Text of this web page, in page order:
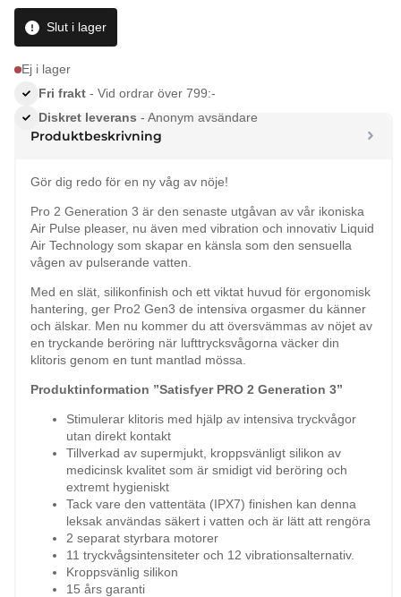
Slut i lager
Ej i lager
Fri frakt - Vid ordrar över 799:-
Diskret leverans - Anonym avsändare
Produktbeskrivning
Gör dig redo för en ny våg av nöje!
Pro 2 Generation 3 är den senaste utgåvan av vår ikoniska
Air Pulse pleaser, nu även med vibration och innovativ Liquid
Air Technology som skapar en känsla som den sensuella
vågen av pulserande vatten.
Med en slät, silikonfinish och ett viktat huvud för ergonomisk
hantering, ger Pro2 Gen3 de intensiva orgasmer du känner
och älskar. Men nu kommer du att översvämmas av nöjet av
en tryckande beröring när lufttrycksvågorna väcker din
klitoris genom en tunt mantlad mössa.
Produktinformation ”Satisfyer PRO 2 Generation 3”
Stimulerar klitoris med hjälp av intensiva tryckvågor
utan direkt kontakt
Tillverkad av supermjukt, kroppsvänligt silikon av
medicinsk kvalitet som är smidigt vid beröring och
extremt hygieniskt
Tack vare den vattentäta (IPX7) finishen kan denna
leksak användas säkert i vatten och är lätt att rengöra
2 separat styrbara motorer
11 tryckvågsintensiteter och 12 vibrationsalternativ.
Kroppsvänlig silikon
15 års garanti